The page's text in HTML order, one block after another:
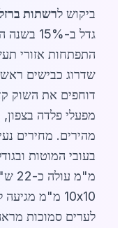
ביקוש לרשתות
גדל ב-
התפתחות אזורי
שדרוג כבישים
דוחפים את השוק
מפעלי פלדה
לערים סמוכות